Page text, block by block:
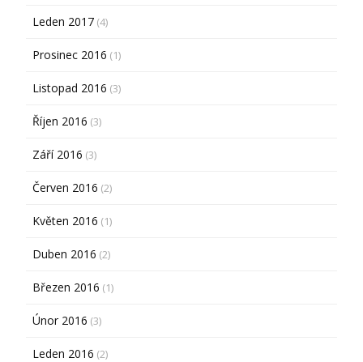
Leden 2017 (4)
Prosinec 2016 (1)
Listopad 2016 (3)
Říjen 2016 (3)
Září 2016 (3)
Červen 2016 (2)
Květen 2016 (1)
Duben 2016 (2)
Březen 2016 (1)
Únor 2016 (3)
Leden 2016 (2)